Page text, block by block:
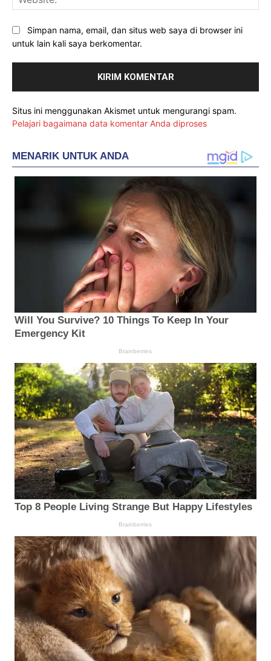
Simpan nama, email, dan situs web saya di browser ini
untuk lain kali saya berkomentar.
Situs ini menggunakan Akismet untuk mengurangi spam.
Pelajari bagaimana data komentar Anda diproses